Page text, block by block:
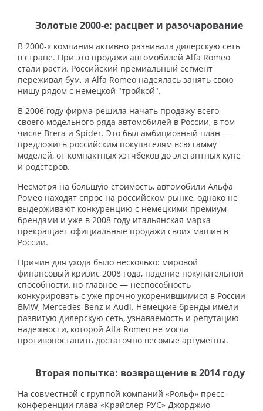
Золотые 2000-е: расцвет и разочарование
В 2000-х компания активно развивала дилерскую сеть
в стране. При это продажи автомобилей Alfa Romeo
стали расти. Российский премиальный сегмент
переживал бум, и Alfa Romeo надеялась занять свою
нишу рядом с немецкой "тройкой".
В 2006 году фирма решила начать продажу всего
своего модельного ряда автомобилей в России, в том
числе Brera и Spider. Это был амбициозный план —
предложить российским покупателям всю гамму
моделей, от компактных хэтчбеков до элегантных купе
и родстеров.
Несмотря на большую стоимость, автомобили Альфа
Ромео находят спрос на российском рынке, однако не
выдерживают конкуренцию с немецкими премиум-
брендами и уже в 2008 году итальянская марка
прекращает официальные продажи своих машин в
России.
Причин для ухода было несколько: мировой
финансовый кризис 2008 года, падение покупательной
способности, но главное — неспособность
конкурировать с уже прочно укоренившимися в России
BMW, Mercedes-Benz и Audi. Немецкие бренды имели
развитую дилерскую сеть, узнаваемость и репутацию
надежности, которой Alfa Romeo не могла
противопоставить достаточно весомые аргументы.
Вторая попытка: возвращение в 2014 году
На совместной с группой компаний «Рольф» пресс-
конференции глава «Крайслер РУС» Джорджио